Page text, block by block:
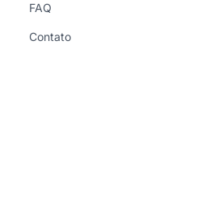
FAQ
Contato